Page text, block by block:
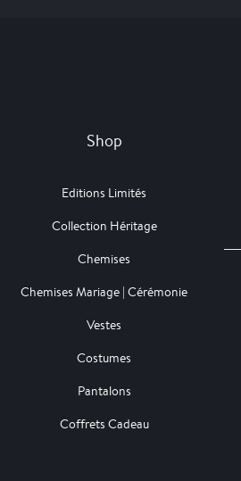
Shop
Editions Limités
Collection Héritage
Chemises
Chemises Mariage | Cérémonie
Vestes
Costumes
Pantalons
Coffrets Cadeau